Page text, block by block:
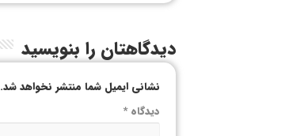
دیدگاهتان را بنویسید
نشانی ایمیل شما منتشر نخواهد شد.
دیدگاه*